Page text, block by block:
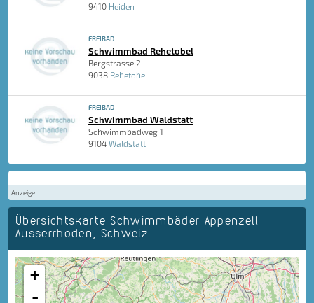
9410 Heiden
FREIBAD
Schwimmbad Rehetobel
Bergstrasse 2
9038 Rehetobel
FREIBAD
Schwimmbad Waldstatt
Schwimmbadweg 1
9104 Waldstatt
Anzeige
Übersichtskarte Schwimmbäder Appenzell
Ausserrhoden, Schweiz
+
-